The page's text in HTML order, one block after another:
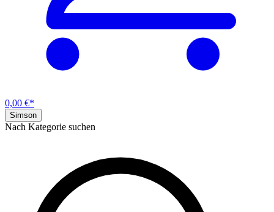
0,00 €*
Simson
Nach Kategorie suchen